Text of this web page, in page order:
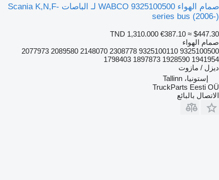
صمام الهواء WABCO 9325100500 لـ الباصات Scania K,N,F-
series bus (2006-)
TND 1,310.000 €387.10 ≈ $447.30
صمام الهواء
9325100500 9325100110 2308778 2148070 2089580 2077973
1941954 1928590 1897873 1798403
ديزل / مازوت
إستونيا، Tallinn
TruckParts Eesti OÜ
الاتصال بالبائع